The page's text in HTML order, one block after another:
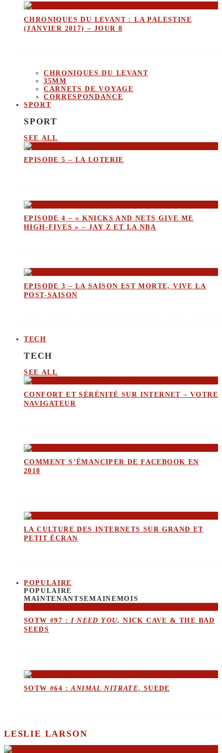
CHRONIQUES DU LEVANT : LA PALESTINE
(JANVIER 2017) – JOUR 8
CHRONIQUES DU LEVANT
35MM
CARNETS DE VOYAGE
CORRESPONDANCE
SPORT
SPORT
SEE ALL
EPISODE 5 – LA LOTERIE
EPISODE 4 – « KNICKS AND NETS GIVE ME
HIGH-FIVES » – JAY Z ET LA NBA
EPISODE 3 – LA SAISON EST MORTE, VIVE LA
POST-SAISON
TECH
TECH
SEE ALL
CONFORT ET SÉRÉNITÉ SUR INTERNET – VOTRE
NAVIGATEUR
COMMENT S’ÉMANCIPER DE FACEBOOK EN
2018
LA CULTURE DES INTERNETS SUR GRAND ET
PETIT ÉCRAN
POPULAIRE
POPULAIRE
MAINTENANTSEMAINEMOIS
SOTW #97 :I NEED YOU, NICK CAVE & THE BAD
SEEDS
SOTW #64 :ANIMAL NITRATE, SUEDE
LESLIE LARSON